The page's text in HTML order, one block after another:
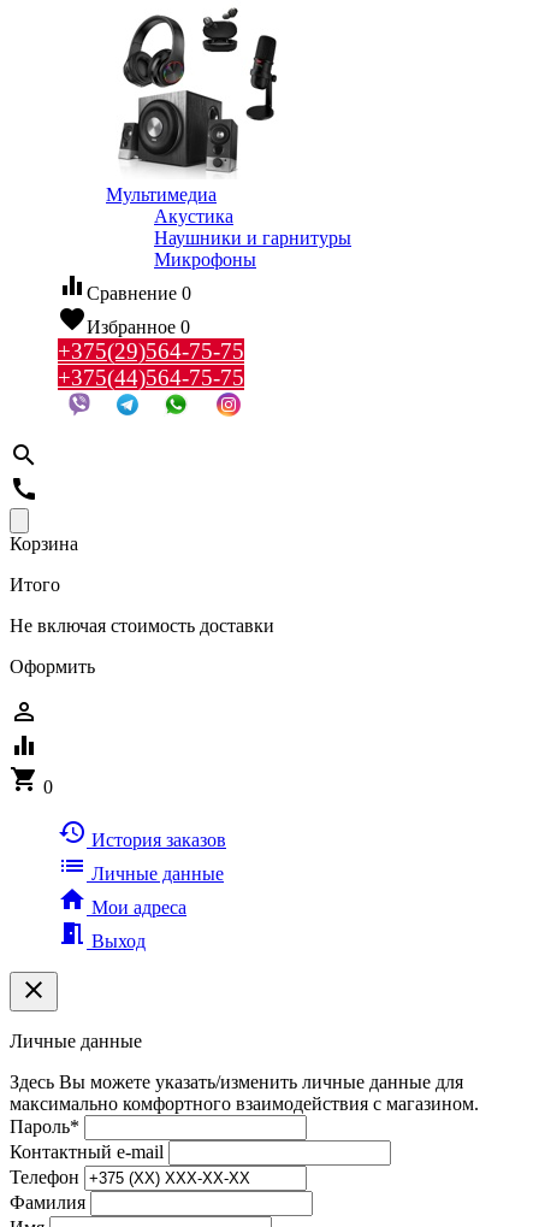
Мультимедиа
Акустика
Наушники и гарнитуры
Микрофоны
equalizer Сравнение 0
favoriteИзбранное 0
+375(29)564-75-75
+375(44)564-75-75
search
call
Корзина
Итого
Не включая стоимость доставки
Оформить
person_outline
equalizer
shopping_cart 0
history История заказов
list Личные данные
home Мои адреса
meeting_room Выход
clear
Личные данные
Здесь Вы можете указать/изменить личные данные для
максимально комфортного взаимодействия с магазином.
Пароль*
Контактный e-mail
Телефон
Фамилия